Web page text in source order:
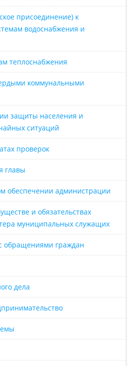
присоединение) к
водоснабжения и
теплоснабжения
коммунальными
защиты населения и
ситуаций
проверок
главы
обеспечении администрации
и обязательствах
муниципальных служащих
обращениями граждан
дела